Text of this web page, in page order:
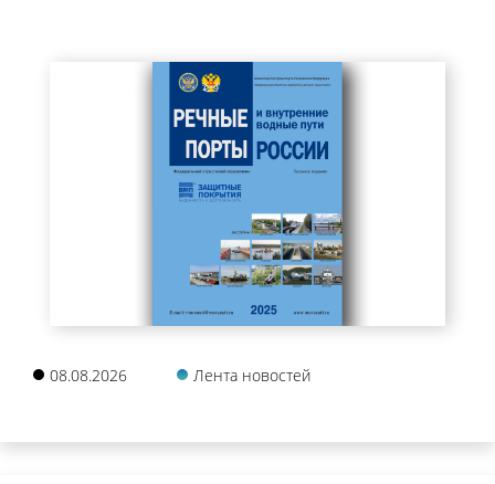
08.08.2026 Лента новостей